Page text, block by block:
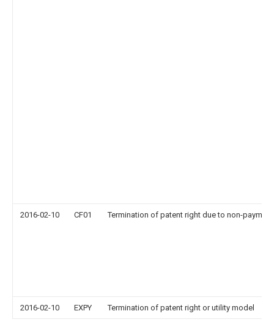
2016-02-10 CF01 Termination of patent right due to non-
2016-02-10 EXPY Termination of patent right or utility model